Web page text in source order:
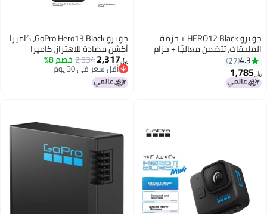
جو برو HERO12 Black + حزمة
الملحقات، تتضمن معالجًا + حزام
رأس 2.0 + بطارية إندورو + حقيبة
حمل
4.3
27
﷼‏1,785
جو برو GoPro Hero13 Black، كاميرا
أكشن مضادة للاهتزاز، كاميرا
مقاومة للماء، كاميرا تدوين فيديو
للغوص وركوب الدراجات في الهواء
الطلق، مجموعة محمولة
﷼‏2,317
2,534خصم 8%
أقل سعر في 30 يوم
أقل سعر في 30 يوم